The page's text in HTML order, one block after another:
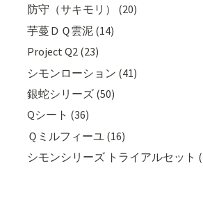
防守（サキモリ） (20)
芋蔓ＤＱ雲泥 (14)
Project Q2 (23)
シモンローション (41)
銀蛇シリーズ (50)
Qシート (36)
Ｑミルフィーユ (16)
シモンシリーズ トライアルセット